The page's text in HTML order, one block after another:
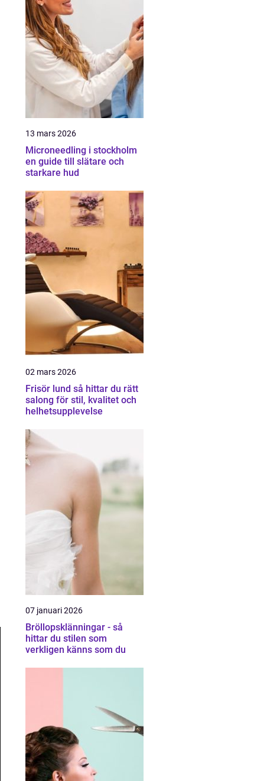
13 mars 2026
Microneedling i stockholm
en guide till slätare och
starkare hud
02 mars 2026
Frisör lund så hittar du rätt
salong för stil, kvalitet och
helhetsupplevelse
07 januari 2026
Bröllopsklänningar - så
hittar du stilen som
verkligen känns som du